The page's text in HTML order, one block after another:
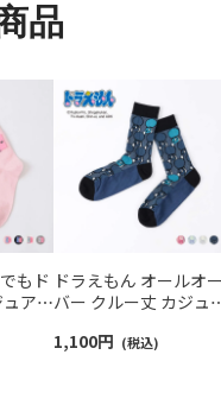
品
もド
アル
ドラえもん オールオ
バー クルー丈 カジュ
03297124
1,100円 (税込)